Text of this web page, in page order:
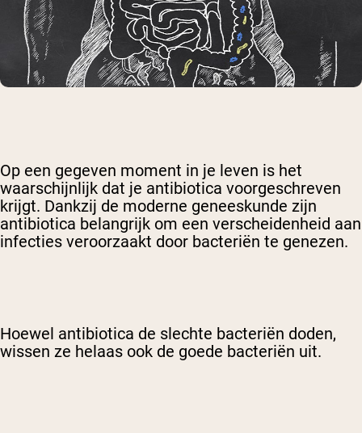
Op een gegeven moment in je leven is het
waarschijnlijk dat je antibiotica voorgeschreven
krijgt. Dankzij de moderne geneeskunde zijn
antibiotica belangrijk om een verscheidenheid aan
infecties veroorzaakt door bacteriën te genezen.
Hoewel antibiotica de slechte bacteriën doden,
wissen ze helaas ook de goede bacteriën uit.